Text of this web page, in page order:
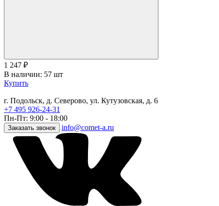
1 247 ₽
В наличии: 57 шт
Купить
г. Подольск, д. Северово, ул. Кутузовская, д. 6
+7 495 926-24-31
Пн-Пт: 9:00 - 18:00
Заказать звонок info@comet-a.ru